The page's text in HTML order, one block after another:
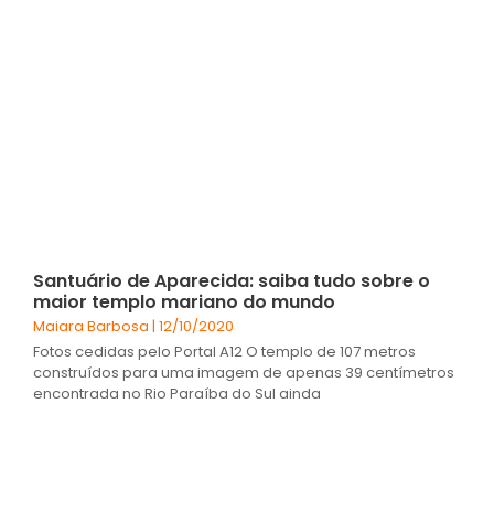
Santuário de Aparecida: saiba tudo sobre o
maior templo mariano do mundo
Maiara Barbosa 12/10/2020
Fotos cedidas pelo Portal A12 O templo de 107 metros
construídos para uma imagem de apenas 39 centímetros
encontrada no Rio Paraíba do Sul ainda